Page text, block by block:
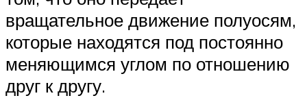
вращательное движение полуосям,
которые находятся под постоянно
меняющимся углом по отношению
друг к другу.